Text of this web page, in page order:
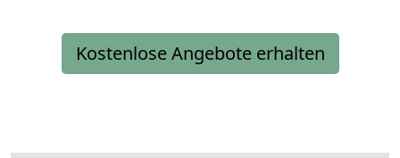
Kostenlose Angebote erhalten